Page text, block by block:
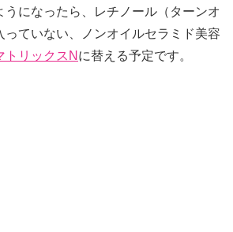
うになったら、レチノール（ターンオ
っていない、ノンオイルセラミド美容
トリックスN に替える予定です。